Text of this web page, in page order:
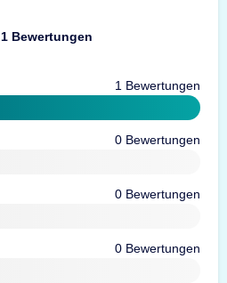
1 Bewertungen
1 Bewertungen
0 Bewertungen
0 Bewertungen
0 Bewertungen